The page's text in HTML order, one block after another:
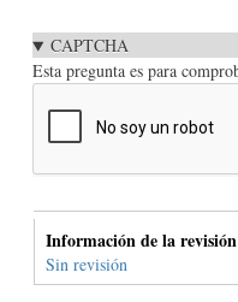
CAPTCHA
Esta pregunta es para
Pestañas
verticales
Información de la revisión
Sin revisión
(solapa